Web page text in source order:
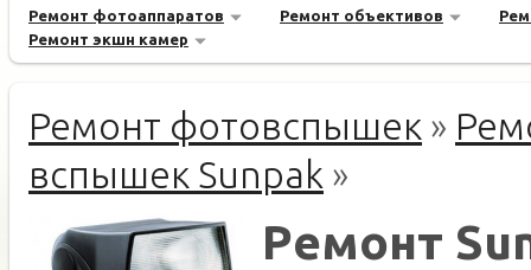
Ремонт фотоаппаратов Ремонт объективов
Ремонт экшн камер
Ремонт фотовспышек »
вспышек Sunpak »
Ремонт